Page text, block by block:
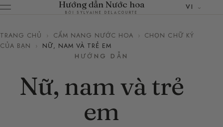
Hướng dẫn Nước hoa
BỞI SYLVAINE DELACOURTE
VI
TRANG CHỦ › CẨM NANG NƯỚC HOA › CHỌN CHỮ KÝ
CỦA BẠN
›
NỮ, NAM VÀ TRẺ EM
HƯỚNG DẪN
Nữ, nam và trẻ
em